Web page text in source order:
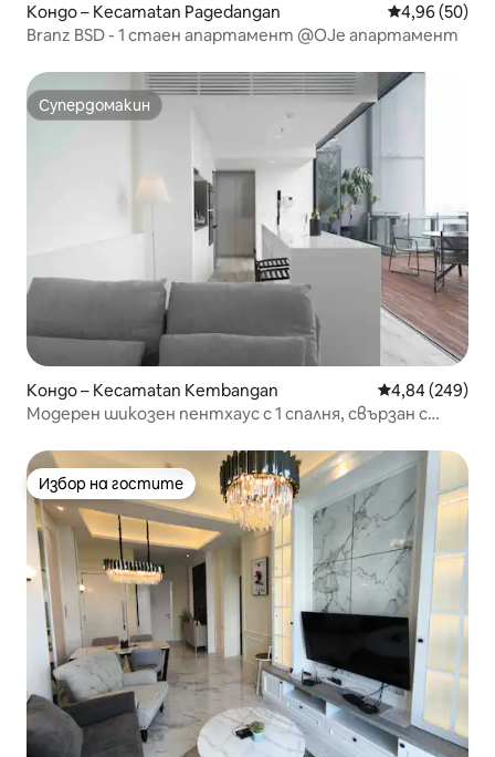
Кондо – Kecamatan Pagedangan Средна
4,96 (50)
Branz BSD - 1 стаен апартамент @OJe апартамент
Супердомакин
Супердомакин
Кондо – Kecamatan Kembangan Средна
4,84 (249)
Модерен шикозен пентхаус с 1 спалня, свързан с
Избор на гостите
Избор на гостите